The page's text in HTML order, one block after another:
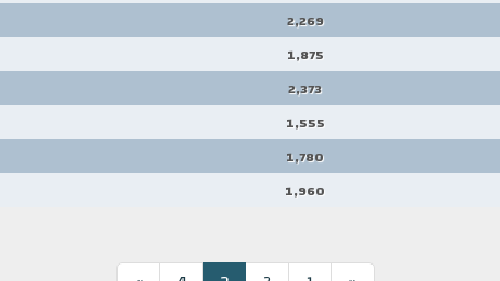
2,269
1,875
2,373
1,555
1,780
1,960